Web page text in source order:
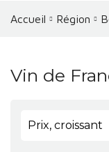
Accueil Région
Vin de
Prix, croissant